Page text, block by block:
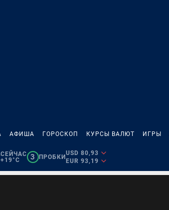
АФИША ГОРОСКОП КУРСЫ ВАЛЮТ ИГРЫ
СЕЙЧАС
+19°C
3 ПРОБКИ
USD 80,93
EUR 93,19